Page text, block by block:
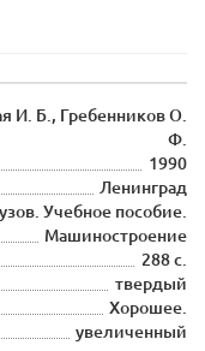
И. Б., Гребенников О.
Ф.
1990
Ленинград
Учебное пособие.
Машиностроение
288 с.
твердый
Хорошее.
увеличенный